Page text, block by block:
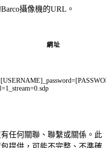
攝像機的URL。
網址
有任何關聯、聯繫或關係。此
提供，可能不完整、不準確